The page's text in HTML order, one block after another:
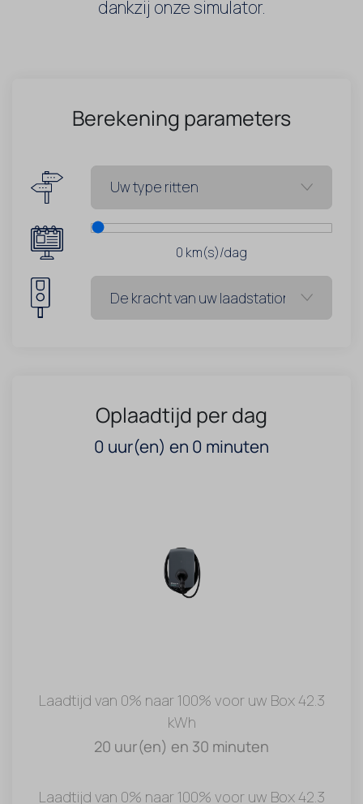
dankzij onze simulator.
Berekening parameters
0 km(s)/dag
Oplaadtijd per dag
0 uur(en) en 0 minuten
Laadtijd van 0% naar 100% voor uw Box 42.3
kWh
20 uur(en) en 30 minuten
Laadtijd van 0% naar 100% voor uw Box 42.3